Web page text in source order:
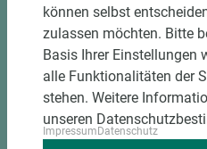
Art.-Nr. 03010000018
VICstairs
Volga
können selbst
zulassen möchten. Bitte
Basis Ihrer Einstellungen
alle Funktionalitäten der
stehen. Weitere
unseren
ImpressumDatenschutz